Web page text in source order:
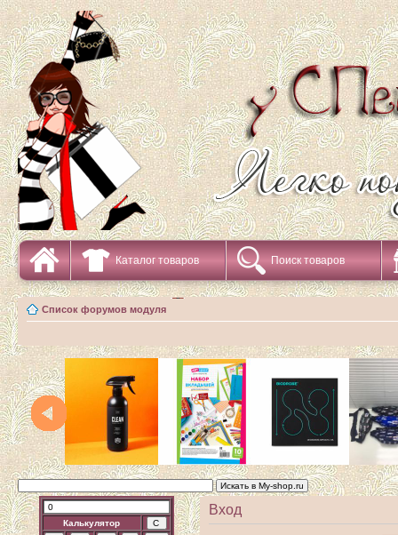
Каталог товаров Поиск товаров
Список форумов модуля
Калькулятор
Вход